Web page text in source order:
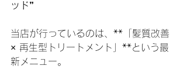
ッド”
当店が行っているのは、**「髪質改善
× 再生型トリートメント」**という最
新メニュー。